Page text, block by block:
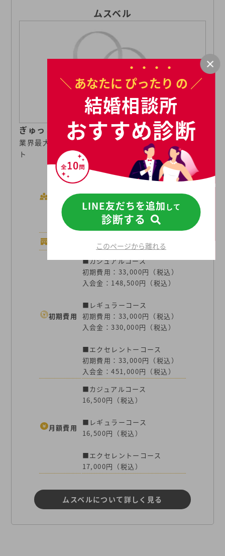
ムスベル
ぎゅっと結べば、ずっとつながる
業界最大級の会員数と手厚いフォローで婚活をサポー
ト
会員数
252,637人
※2025年4月時点の加盟連盟
を含む会員数合計。一部、地
域により利用できない連盟が
あります。
44店舗
初期費用
■カジュアルコース
初期費用：33,000円（税込）
入会金：148,500円（税込）
■レギュラーコース
初期費用：33,000円（税込）
入会金：330,000円（税込）
■エクセレントーコース
初期費用：33,000円（税込）
入会金：451,000円（税込）
月額費用
■カジュアルコース
16,500円（税込）
■レギュラーコース
16,500円（税込）
■エクセレントーコース
17,000円（税込）
ムスベルについて詳しく見る
＼ あなたに ぴったり の ／
結婚相談所
おすすめ診断
LINE友だちを追加 して
診断する
このページから離れる